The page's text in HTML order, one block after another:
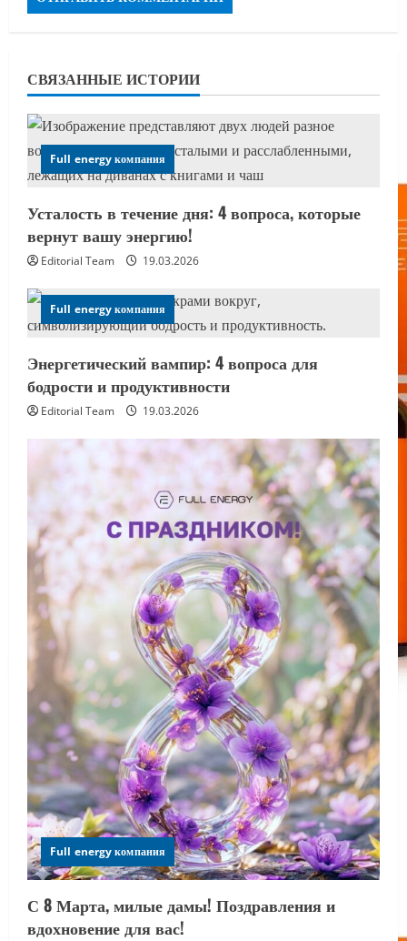
СВЯЗАННЫЕ ИСТОРИИ
Full energy компания
Усталость в течение дня: 4 вопроса, которые
вернут вашу энергию!
Editorial Team 19.03.2026
Full energy компания
Энергетический вампир: 4 вопроса для
бодрости и продуктивности
Editorial Team 19.03.2026
Full energy компания
С 8 Марта, милые дамы! Поздравления и
вдохновение для вас!